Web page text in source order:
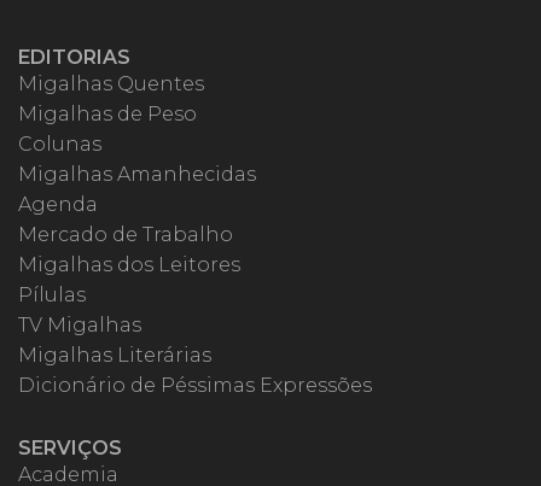
EDITORIAS
Migalhas Quentes
Migalhas de Peso
Colunas
Migalhas Amanhecidas
Agenda
Mercado de Trabalho
Migalhas dos Leitores
Pílulas
TV Migalhas
Migalhas Literárias
Dicionário de Péssimas Expressões
SERVIÇOS
Academia